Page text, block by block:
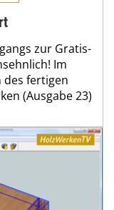
zur Gratis-
Im
fertigen
(Ausgabe 23)